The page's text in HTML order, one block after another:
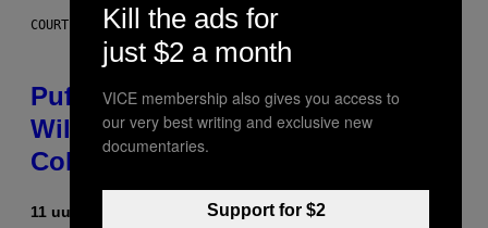
COURTESY OF PUFFCO
Puffco Went Full Gamer With Its
Wild New Plasma Peak Pro
Colorway
11 uur geleden
Kill the ads for
just $2 a month
VICE membership also gives you access to
our very best writing and exclusive new
documentaries.
Support for $2